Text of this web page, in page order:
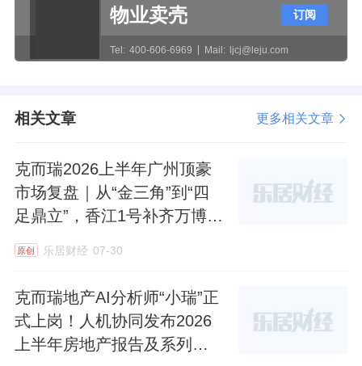
这种“地铁为主、公交为辅”的组合，为业主提
供了多样化的出行选择。无论是日常通勤、周
的公共交通解决方案。
如果说现有的交通配置已经足够优秀，那么在
建的地铁15号线则将把武林宸院的交通便利性
推向一个新的高度。
1. 15号线三塘站：直线距离约250米
根据规划，地铁15号线三塘站距离武林宸院仅
约 250米。这意味着，预计2027年通车后，武
物业卖壳
Tel: 400-606-6969 Mail: ljcj@leju.com
订阅
相关文章 更多相关文章
克而瑞2026上半年广州顶豪
市场复盘｜从“金三角”到“四
足鼎立”，香江1号补齐万博千
万级、8万+顶豪赛道
原创 乐居财经 07-30
克而瑞地产AI分析师“小瑞”正
式上岗！人机协同发布2026
上半年房地产报告及系列榜